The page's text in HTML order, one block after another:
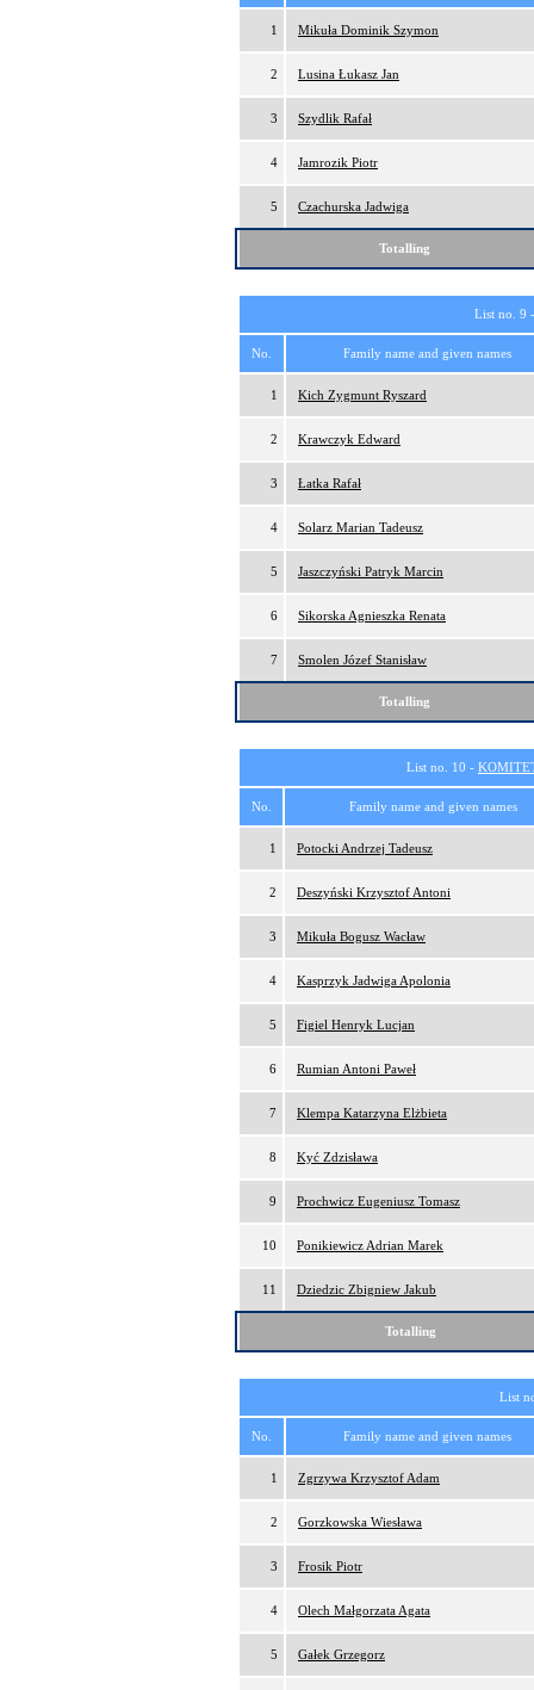
1 Mikuła Dominik Szymon
2 Lusina Łukasz Jan
3 Szydlik Rafał
4 Jamrozik Piotr
5 Czachurska Jadwiga
Totalling
List no. 9
No. Family name and given names
1 Kich Zygmunt Ryszard
2 Krawczyk Edward
3 Łatka Rafał
4 Solarz Marian Tadeusz
5 Jaszczyński Patryk Marcin
6 Sikorska Agnieszka Renata
7 Smolen Józef Stanisław
Totalling
List no. 10 -
No. Family name and given names
1 Potocki Andrzej Tadeusz
2 Deszyński Krzysztof Antoni
3 Mikuła Bogusz Wacław
4 Kasprzyk Jadwiga Apolonia
5 Figiel Henryk Lucjan
6 Rumian Antoni Paweł
7 Klempa Katarzyna Elżbieta
8 Kyć Zdzisława
9 Prochwicz Eugeniusz Tomasz
10 Ponikiewicz Adrian Marek
11 Dziedzic Zbigniew Jakub
Totalling
List
No. Family name and given names
1 Zgrzywa Krzysztof Adam
2 Gorzkowska Wiesława
3 Frosik Piotr
4 Olech Małgorzata Agata
5 Gałek Grzegorz